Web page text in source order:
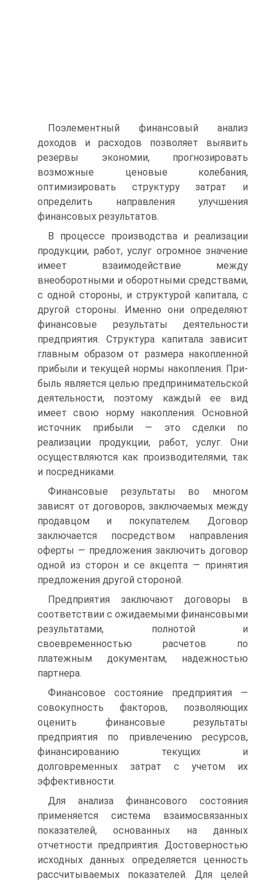
Поэлементный финансовый анализ
доходов и расходов позво­ляет выявить
резервы экономии, прогнозировать
возможные цено­вые колебания,
оптимизировать структуру затрат и
определить на­правления улучшения
финансовых результатов.
В процессе производства и реализации
продукции, работ, услуг ог­ромное значение
имеет взаимодействие между
внеоборотными и обо­ротными средствами,
с одной стороны, и структурой капитала, с
дру­гой стороны. Именно они определяют
финансовые результаты дея­тельности
предприятия. Структура капитала зависит
главным образом от размера накопленной
прибыли и текущей нормы накопления. При­
быль является целью предпринимательской
деятельности, поэтому каждый ее вид
имеет свою норму накопления. Основной
источник прибыли — это сделки по
реализации продукции, работ, услуг. Они
осуществляются как производителями, так
и посредниками.
Финансовые результаты во многом
зависят от договоров, заклю­чаемых между
продавцом и покупателем. Договор
заключается по­средством направления
оферты — предложения заключить договор
одной из сторон и се акцепта — принятия
предложения другой стороной.
Предприятия заключают договоры в
соответствии с ожидаемы­ми финансовыми
результатами, полнотой и
своевременностью рас­четов по
платежным документам, надежностью
партнера.
Финансовое состояние предприятия —
совокупность факторов, позволяющих
оценить финансовые результаты
предприятия по при­влечению ресурсов,
финансированию текущих и
долговременных затрат с учетом их
эффективности.
Для анализа финансового состояния
применяется система взаимо­связанных
показателей, основанных на данных
отчетности предприятия. Достоверностью
исходных данных определяется ценность
рассчитывае­мых показателей. Для целей